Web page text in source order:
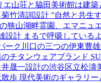
山荘と脇田美術館は建
竹清訓設計 ”自然と共生
狭山湖畔霊園、エマニュ
計 まるで呼吸している
ク川口の三つの伊東豊
チタンウェアブランド
晟一設計の渋谷区立松
歩 現代美術のギャラリ